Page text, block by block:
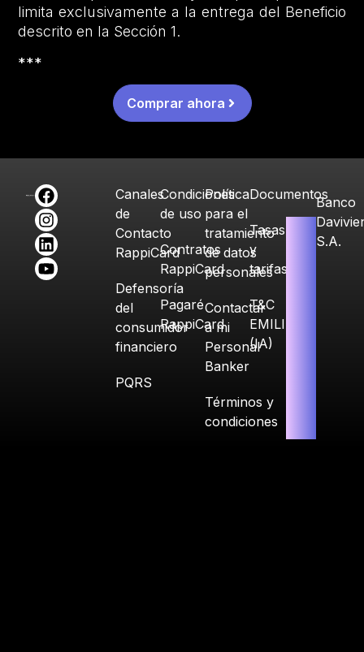
limita exclusivamente a la entrega del Beneficio
descrito en la Sección 1.
***
Comprar ahora
Canales
de
Contacto
RappiCard
Defensoría
del
consumidor
financiero
PQRS
Condiciones
de uso
Contratos
RappiCard
Pagaré
RappiCard
Política
para el
tratamiento
de datos
personales
Contactar
a mi
Personal
Banker
Términos y
condiciones
Documentos
Tasas
y
tarifas
T&C
EMILIA
(IA)
Banco
S.A.